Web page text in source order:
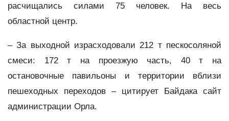
расчищались силами 75 человек. На весь
областной центр.
–За выходной израсходовали 212 т пескосоляной
смеси: 172 т на проезжую часть, 40 т на
остановочные павильоны и территории вблизи
пешеходных переходов – цитирует Байдака сайт
администрации Орла.